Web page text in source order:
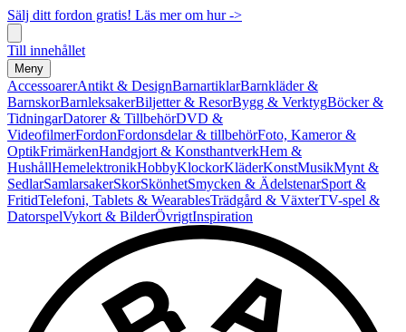
Sälj ditt fordon gratis! Läs mer om hur ->
Till innehållet
Meny
AccessoarerAntikt & DesignBarnartiklarBarnkläder &
BarnskorBarnleksakerBiljetter & ResorBygg & VerktygBöcker &
TidningarDatorer & TillbehörDVD &
VideofilmerFordonFordonsdelar & tillbehörFoto, Kameror &
OptikFrimärkenHandgjort & KonsthantverkHem &
HushållHemelektronikHobbyKlockorKläderKonstMusikMynt &
SedlarSamlarsakerSkorSkönhetSmycken & ÄdelstenarSport &
FritidTelefoni, Tablets & WearablesTrädgård & VäxterTV-spel &
DatorspelVykort & BilderÖvrigtInspiration